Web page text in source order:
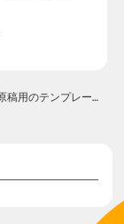
»「原稿用のテンプレートはありますか？」